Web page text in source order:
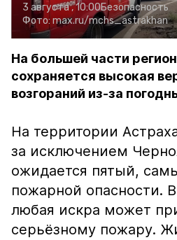
3 августа , 10:00Безопасность
Фото: max.ru/mchs_astrakhan
На большей части
сохраняется высокая
возгораний из-за
На территории
за исключением
ожидается пятый,
пожарной опасности.
любая искра может
серьёзному пожару.